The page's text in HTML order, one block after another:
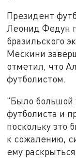
Президент
Леонид Федун
бразильского
Мескини
отметил, что
футболистом.
"Было большой
футболиста и
поскольку это
к сожалению,
ему